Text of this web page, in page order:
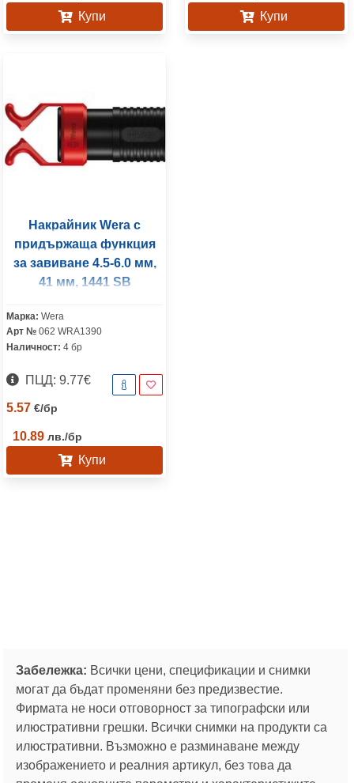
Купи Купи
Накрайник Wera с
придържаща функция
за завиване 4.5-6.0 мм,
41 мм, 1441 SB
Марка: Wera
Арт № 062 WRA1390
Наличност: 4 бр
ПЦД: 9.77€
5.57 €/бр
10.89 лв./бр
Купи
Забележка: Всички цени, спецификации и снимки
могат да бъдат променяни без предизвестие.
Фирмата не носи отговорност за типографски или
илюстративни грешки. Всички снимки на продукти са
илюстративни. Възможно е разминаване между
изображението и реалния артикул, без това да